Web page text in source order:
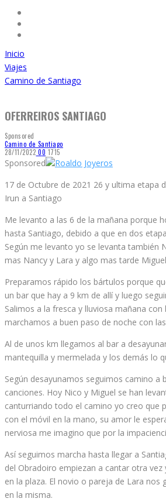
Inicio
Viajes
Camino de Santiago
OFERREIROS SANTIAGO
Sponsored
Camino de Santiago
28/11/2022 00 1715
Sponsored
Roaldo Joyeros
17 de Octubre de 2021 26 y ultima etapa
Irun a Santiago
Me levanto a las 6 de la mañana porque
hasta Santiago, debido a que en dos
Según me levanto yo se levanta también
mas Nancy y Lara y algo mas tarde
Preparamos rápido los bártulos porque
un bar que hay a 9 km de allí y luego
Salimos a la fresca y lluviosa mañana con
marchamos a buen paso de noche con
Al de unos km llegamos al bar a
mantequilla y mermelada y los demás lo
Según desayunamos seguimos camino a
canciones. Hoy Nico y Miguel se han
canturriando todo el camino yo creo que
con el móvil en la mano, su amor le
nerviosa me imagino que por la
Así seguimos marcha hasta llegar a
del Obradoiro empiezan a cantar otra
en la plaza. El novio o pareja de Lara nos
en la misma.